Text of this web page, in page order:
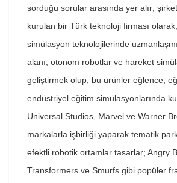
sorduğu sorular arasında yer alır;
kurulan bir Türk teknoloji firması
simülasyon teknolojilerinde
alanı, otonom robotlar ve hareket
geliştirmek olup, bu ürünler eğlence,
endüstriyel eğitim simülasyonlarında
Universal Studios, Marvel ve Warner
markalarla işbirliği yaparak tematik
efektli robotik ortamlar tasarlar; Angry
Transformers ve Smurfs gibi popüler